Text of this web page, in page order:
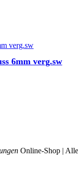
6mm verg.sw
Online-Shop |